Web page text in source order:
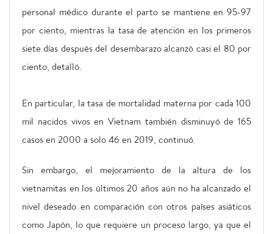
personal médico durante el parto se mantiene en 95-97
por ciento, mientras la tasa de atención en los primeros
siete días después del desembarazo alcanzó casi el 80 por
ciento, detalló.
En particular, la tasa de mortalidad materna por cada 100
mil nacidos vivos en Vietnam también disminuyó de 165
casos en 2000 a solo 46 en 2019, continuó.
Sin embargo, el mejoramiento de la altura de los
vietnamitas en los últimos 20 años aún no ha alcanzado el
nivel deseado en comparación con otros países asiáticos
como Japón, lo que requiere un proceso largo, ya que el